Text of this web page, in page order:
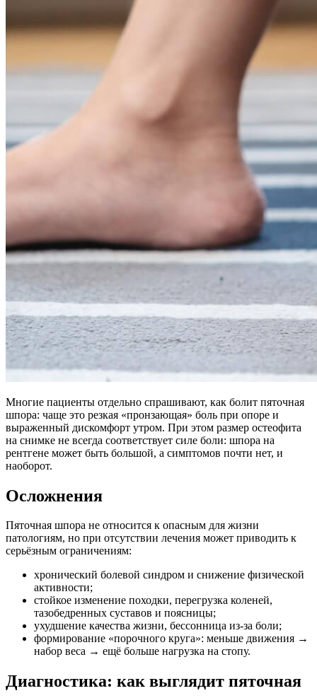
Многие пациенты отдельно спрашивают, как болит пяточная
шпора: чаще это резкая «пронзающая» боль при опоре и
выраженный дискомфорт утром. При этом размер остеофита
на снимке не всегда соответствует силе боли: шпора на
рентгене может быть большой, а симптомов почти нет, и
наоборот.
Осложнения
Пяточная шпора не относится к опасным для жизни
патологиям, но при отсутствии лечения может приводить к
серьёзным ограничениям:
хронический болевой синдром и снижение физической
активности;
стойкое изменение походки, перегрузка коленей,
тазобедренных суставов и поясницы;
ухудшение качества жизни, бессонница из‑за боли;
формирование «порочного круга»: меньше движения →
набор веса → ещё больше нагрузка на стопу.
Диагностика: как выглядит пяточная